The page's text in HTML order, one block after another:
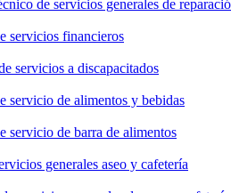
de servicios generales de
servicios financieros
servicios a discapacitados
servicio de alimentos y bebidas
servicio de barra de alimentos
generales aseo y cafetería